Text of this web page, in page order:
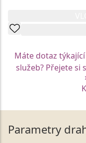
Máte dotaz
služeb? Přejete si
Parametry